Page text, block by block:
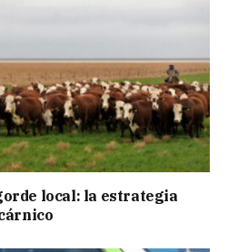
local: la estrategia